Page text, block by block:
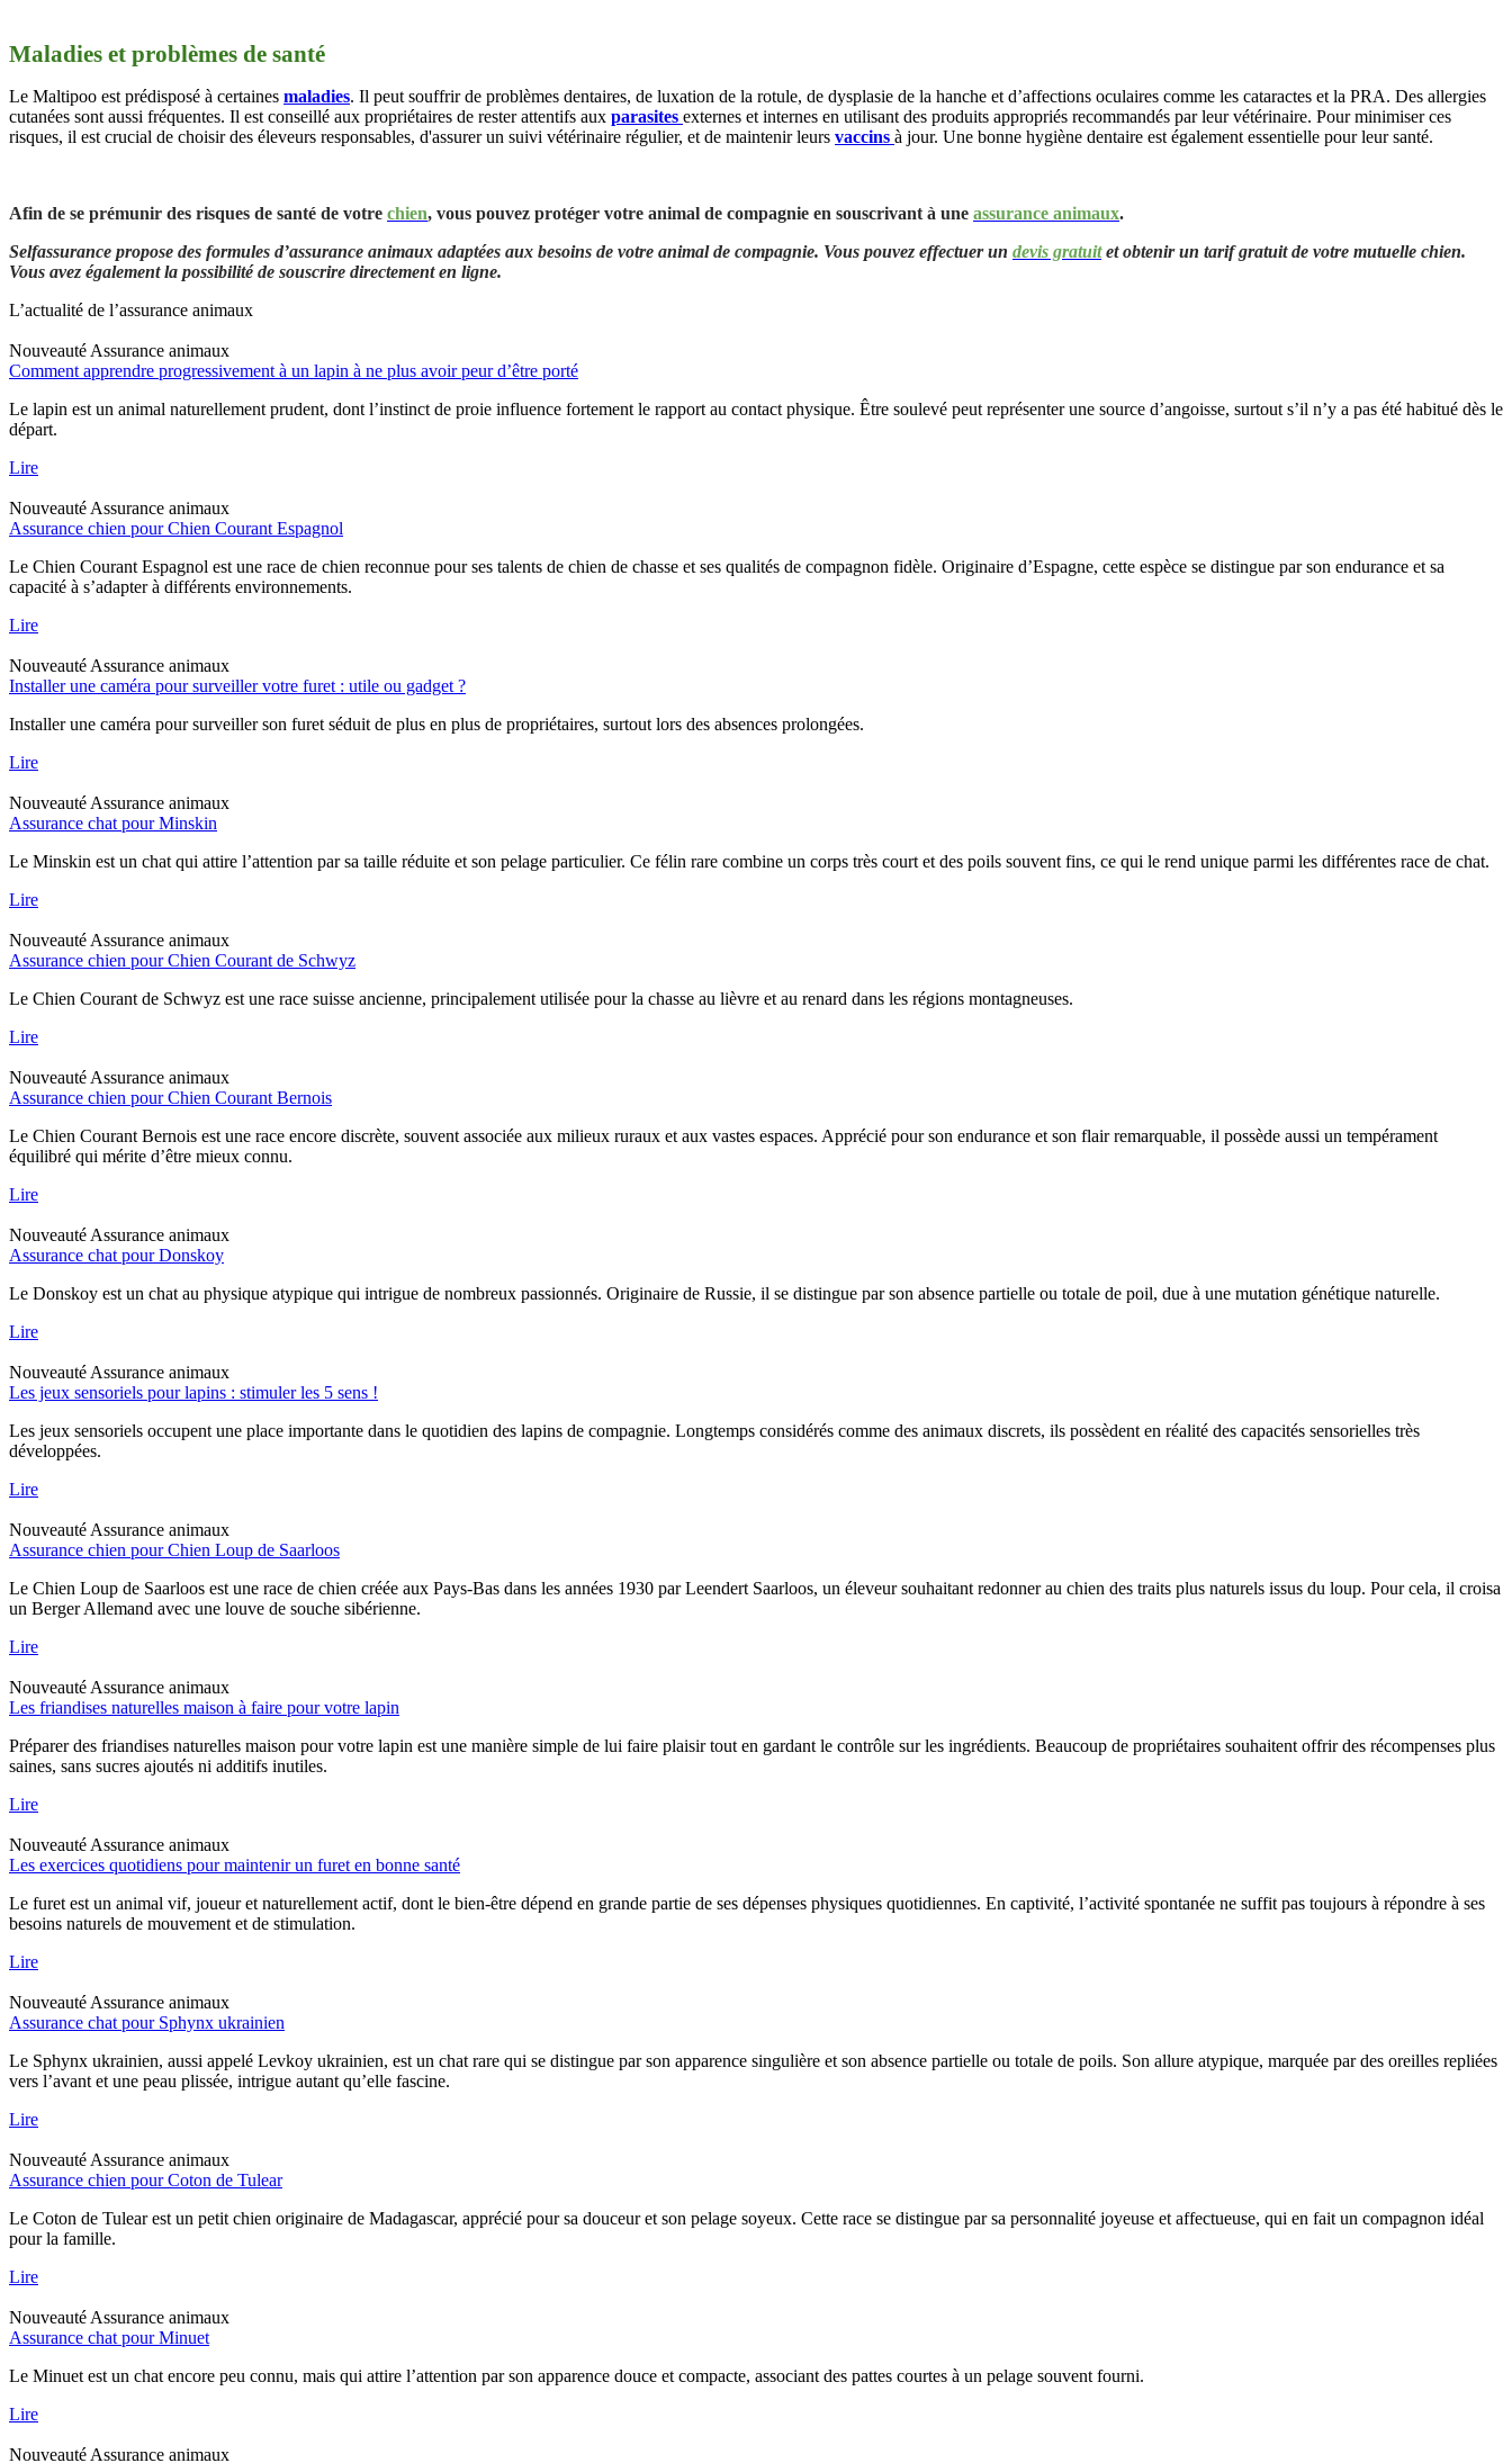
Maladies et problèmes de santé
Le Maltipoo est prédisposé à certaines maladies. Il peut souffrir de problèmes dentaires, de luxation de la rotule, de dysplasie de la hanche et d’affections oculaires comme les cataractes et la PRA. Des allergies
cutanées sont aussi fréquentes. Il est conseillé aux propriétaires de rester attentifs aux parasites externes et internes en utilisant des produits appropriés recommandés par leur vétérinaire. Pour minimiser ces
risques, il est crucial de choisir des éleveurs responsables, d'assurer un suivi vétérinaire régulier, et de maintenir leurs vaccins à jour. Une bonne hygiène dentaire est également essentielle pour leur santé.
Afin de se prémunir des risques de santé de votre chien, vous pouvez protéger votre animal de compagnie en souscrivant à une assurance animaux.
Selfassurance propose des formules d’assurance animaux adaptées aux besoins de votre animal de compagnie. Vous pouvez effectuer un devis gratuitet obtenir un tarif gratuit de votre mutuelle chien.
Vous avez également la possibilité de souscrire directement en ligne.
L’actualité de l’assurance animaux
Nouveauté Assurance animaux
Comment apprendre progressivement à un lapin à ne plus avoir peur d’être porté
Le lapin est un animal naturellement prudent, dont l’instinct de proie influence fortement le rapport au contact physique. Être soulevé peut représenter une source d’angoisse, surtout s’il n’y a pas été habitué dès le
départ.
Lire
Nouveauté Assurance animaux
Assurance chien pour Chien Courant Espagnol
Le Chien Courant Espagnol est une race de chien reconnue pour ses talents de chien de chasse et ses qualités de compagnon fidèle. Originaire d’Espagne, cette espèce se distingue par son endurance et sa
capacité à s’adapter à différents environnements.
Lire
Nouveauté Assurance animaux
Installer une caméra pour surveiller votre furet : utile ou gadget ?
Installer une caméra pour surveiller son furet séduit de plus en plus de propriétaires, surtout lors des absences prolongées.
Lire
Nouveauté Assurance animaux
Assurance chat pour Minskin
Le Minskin est un chat qui attire l’attention par sa taille réduite et son pelage particulier. Ce félin rare combine un corps très court et des poils souvent fins, ce qui le rend unique parmi les différentes race de chat.
Lire
Nouveauté Assurance animaux
Assurance chien pour Chien Courant de Schwyz
Le Chien Courant de Schwyz est une race suisse ancienne, principalement utilisée pour la chasse au lièvre et au renard dans les régions montagneuses.
Lire
Nouveauté Assurance animaux
Assurance chien pour Chien Courant Bernois
Le Chien Courant Bernois est une race encore discrète, souvent associée aux milieux ruraux et aux vastes espaces. Apprécié pour son endurance et son flair remarquable, il possède aussi un tempérament
équilibré qui mérite d’être mieux connu.
Lire
Nouveauté Assurance animaux
Assurance chat pour Donskoy
Le Donskoy est un chat au physique atypique qui intrigue de nombreux passionnés. Originaire de Russie, il se distingue par son absence partielle ou totale de poil, due à une mutation génétique naturelle.
Lire
Nouveauté Assurance animaux
Les jeux sensoriels pour lapins : stimuler les 5 sens !
Les jeux sensoriels occupent une place importante dans le quotidien des lapins de compagnie. Longtemps considérés comme des animaux discrets, ils possèdent en réalité des capacités sensorielles très
développées.
Lire
Nouveauté Assurance animaux
Assurance chien pour Chien Loup de Saarloos
Le Chien Loup de Saarloos est une race de chien créée aux Pays-Bas dans les années 1930 par Leendert Saarloos, un éleveur souhaitant redonner au chien des traits plus naturels issus du loup. Pour cela, il croisa
un Berger Allemand avec une louve de souche sibérienne.
Lire
Nouveauté Assurance animaux
Les friandises naturelles maison à faire pour votre lapin
Préparer des friandises naturelles maison pour votre lapin est une manière simple de lui faire plaisir tout en gardant le contrôle sur les ingrédients. Beaucoup de propriétaires souhaitent offrir des récompenses plus
saines, sans sucres ajoutés ni additifs inutiles.
Lire
Nouveauté Assurance animaux
Les exercices quotidiens pour maintenir un furet en bonne santé
Le furet est un animal vif, joueur et naturellement actif, dont le bien-être dépend en grande partie de ses dépenses physiques quotidiennes. En captivité, l’activité spontanée ne suffit pas toujours à répondre à ses
besoins naturels de mouvement et de stimulation.
Lire
Nouveauté Assurance animaux
Assurance chat pour Sphynx ukrainien
Le Sphynx ukrainien, aussi appelé Levkoy ukrainien, est un chat rare qui se distingue par son apparence singulière et son absence partielle ou totale de poils. Son allure atypique, marquée par des oreilles repliées
vers l’avant et une peau plissée, intrigue autant qu’elle fascine.
Lire
Nouveauté Assurance animaux
Assurance chien pour Coton de Tulear
Le Coton de Tulear est un petit chien originaire de Madagascar, apprécié pour sa douceur et son pelage soyeux. Cette race se distingue par sa personnalité joyeuse et affectueuse, qui en fait un compagnon idéal
pour la famille.
Lire
Nouveauté Assurance animaux
Assurance chat pour Minuet
Le Minuet est un chat encore peu connu, mais qui attire l’attention par son apparence douce et compacte, associant des pattes courtes à un pelage souvent fourni.
Lire
Nouveauté Assurance animaux